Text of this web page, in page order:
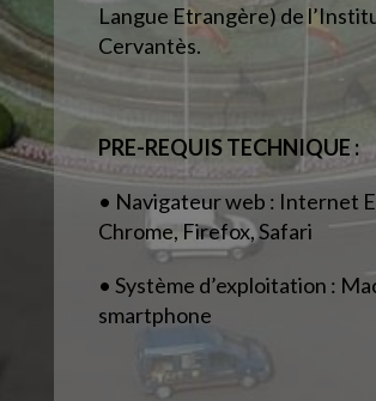
Langue Etrangère) de
Cervantès.
PRE-REQUIS TECHNIQUE :
• Navigateur web : Internet
Chrome, Firefox, Safari
• Système d’exploitation :
smartphone